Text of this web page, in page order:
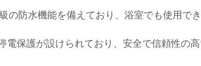
の防水機能を備えており、浴室でも使用で
保護が設けられており、安全で信頼性の高